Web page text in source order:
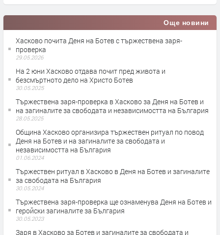
Още новини
Хасково почита Деня на Ботев с тържествена заря-
проверка
29.05.2026
На 2 юни Хасково отдава почит пред живота и
безсмъртното дело на Христо Ботев
30.05.2025
Тържествена заря-проверка в Хасково за Деня на Ботев и
на загиналите за свободата и независимостта на България
28.05.2025
Община Хасково организира тържествен ритуал по повод
Деня на Ботев и на загиналите за свободата и
независимостта на България
01.06.2024
Тържествен ритуал в Хасково в Деня на Ботев и загиналите
за свободата на България
30.05.2024
Тържествена заря-проверка ще ознаменува Деня на Ботев и
геройски загиналите за България
30.05.2023
Заря в Хасково за Ботев и загиналите за свободата и